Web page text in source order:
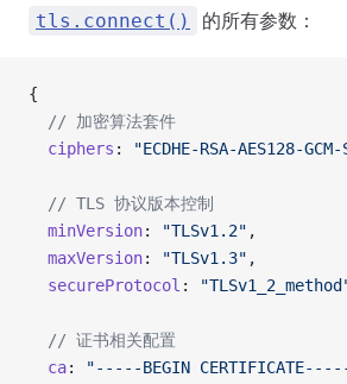
tls.connect() 的所有参数：
{
  // 加密算法套件
  ciphers
: "ECDHE-RSA-AES128-
  // TLS 协议版本控制
  minVersion
: "TLSv1.2" ,
  maxVersion
: "TLSv1.3" ,
  secureProtocol
:
  // 证书相关配置
  ca
: "-----BEGIN